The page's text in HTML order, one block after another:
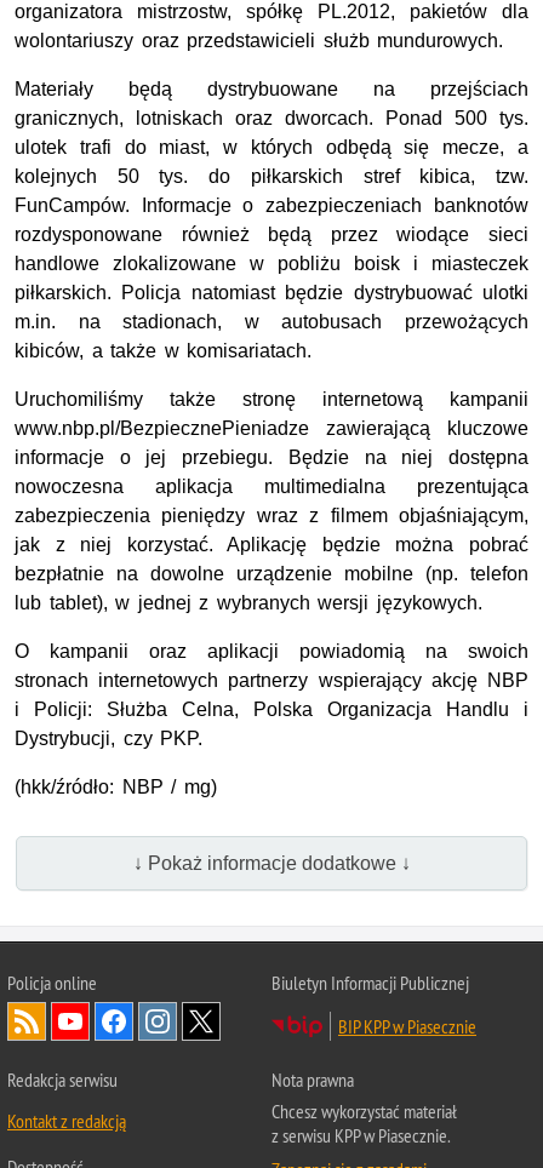
organizatora mistrzostw, spółkę PL.2012, pakietów dla
wolontariuszy oraz przedstawicieli służb mundurowych.
Materiały będą dystrybuowane na przejściach
granicznych, lotniskach oraz dworcach. Ponad 500 tys.
ulotek trafi do miast, w których odbędą się mecze, a
kolejnych 50 tys. do piłkarskich stref kibica, tzw.
FunCampów. Informacje o zabezpieczeniach banknotów
rozdysponowane również będą przez wiodące sieci
handlowe zlokalizowane w pobliżu boisk i miasteczek
piłkarskich. Policja natomiast będzie dystrybuować ulotki
m.in. na stadionach, w autobusach przewożących
kibiców, a także w komisariatach.
Uruchomiliśmy także stronę internetową kampanii
www.nbp.pl/BezpiecznePieniadze zawierającą kluczowe
informacje o jej przebiegu. Będzie na niej dostępna
nowoczesna aplikacja multimedialna prezentująca
zabezpieczenia pieniędzy wraz z filmem objaśniającym,
jak z niej korzystać. Aplikację będzie można pobrać
bezpłatnie na dowolne urządzenie mobilne (np. telefon
lub tablet), w jednej z wybranych wersji językowych.
O kampanii oraz aplikacji powiadomią na swoich
stronach internetowych partnerzy wspierający akcję NBP
i Policji: Służba Celna, Polska Organizacja Handlu i
Dystrybucji, czy PKP.
(hkk/źródło: NBP / mg)
↓ Pokaż informacje dodatkowe ↓
Policja online
Biuletyn Informacji Publicznej
BIP KPP w Piasecznie
Redakcja serwisu
Kontakt z redakcją
Nota prawna
Chcesz wykorzystać materiał
z serwisu KPP w Piasecznie.